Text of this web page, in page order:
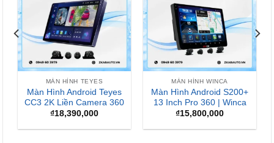
MÀN HÌNH WINCA
Màn Hình Android Winca
S170+ QLED
₫7,800,000
MÀN HÌNH ANDROID
Màn Hình Android
Zestech ZX ADAS Bản
Tiêu Chuẩn
Giá
₫13,900,000Giá